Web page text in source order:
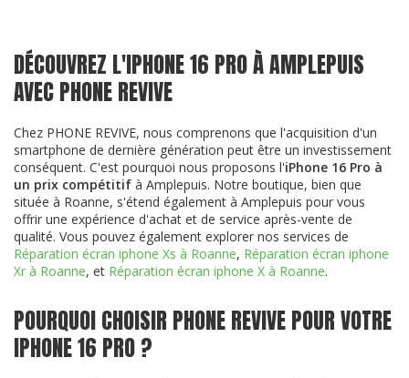
DÉCOUVREZ L'IPHONE 16 PRO À AMPLEPUIS
AVEC PHONE REVIVE
Chez PHONE REVIVE, nous comprenons que l'acquisition d'un
smartphone de dernière génération peut être un investissement
conséquent. C'est pourquoi nous proposons l'iPhone 16 Pro à
un prix compétitif à Amplepuis. Notre boutique, bien que
située à Roanne, s'étend également à Amplepuis pour vous
offrir une expérience d'achat et de service après-vente de
qualité. Vous pouvez également explorer nos services de
Réparation écran iphone Xs à Roanne, Réparation écran iphone
Xr à Roanne, et Réparation écran iphone X à Roanne.
POURQUOI CHOISIR PHONE REVIVE POUR VOTRE
IPHONE 16 PRO ?